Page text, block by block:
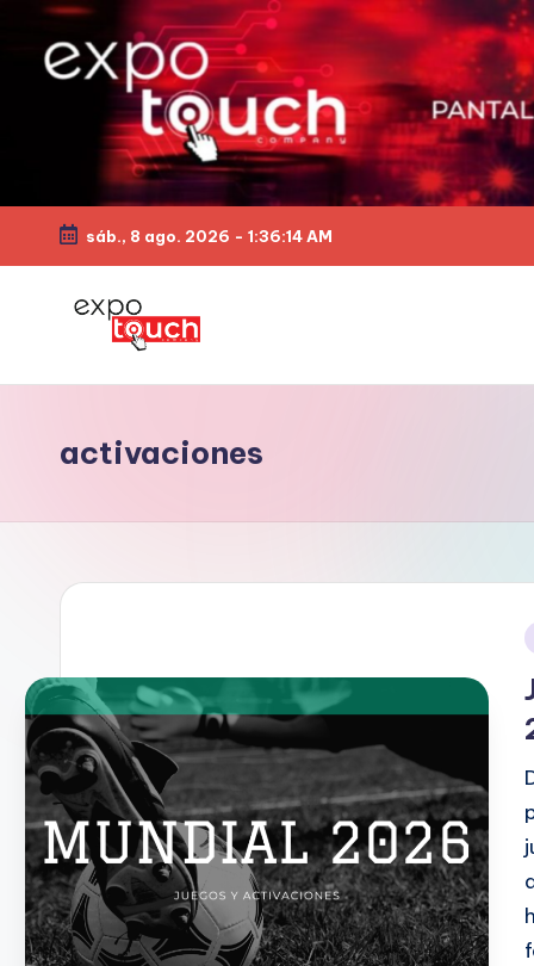
sáb., 8 ago. 2026 - 1:36:15 AM
activaciones